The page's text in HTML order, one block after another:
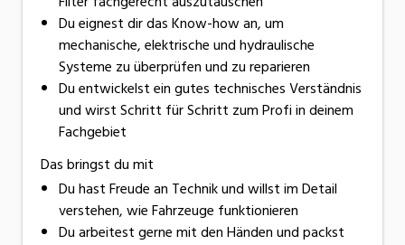
Du eignest dir das Know-how an, um
mechanische, elektrische und hydraulische
Systeme zu überprüfen und zu reparieren
Du entwickelst ein gutes technisches Verständnis
und wirst Schritt für Schritt zum Profi in deinem
Fachgebiet
Das bringst du mit
Du hast Freude an Technik und willst im Detail
verstehen, wie Fahrzeuge funktionieren
Du arbeitest gerne mit den Händen und packst